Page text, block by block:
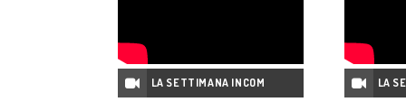
LA SETTIMANA INCOM
LA